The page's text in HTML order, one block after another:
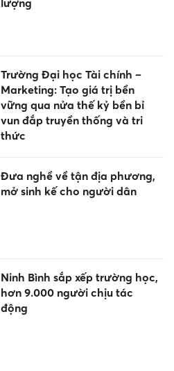
lượng
Trường Đại học Tài chính –
Marketing: Tạo giá trị bền
vững qua nửa thế kỷ bền bỉ
vun đắp truyền thống và tri
thức
Đưa nghề về tận địa phương,
mở sinh kế cho người dân
Ninh Bình sắp xếp trường học,
hơn 9.000 người chịu tác
động